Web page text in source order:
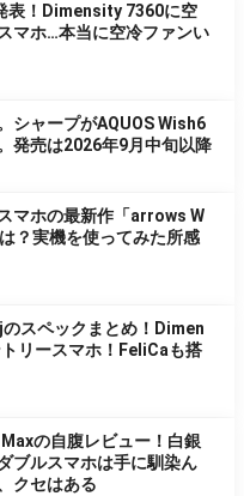
表！Dimensity 7360に空
マホ…本当に空冷ファンい
シャープがAQUOS Wish6
発売は2026年9月中旬以降
マホの最新作「arrows W
？実機を使ってみた所感
スペックまとめ！Dimen
リースマホ！FeliCaも搭
Maxの自腹レビュー！白銀
ブルスマホは手に馴染ん
クセはある